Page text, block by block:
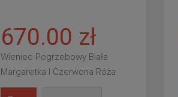
670.00 zł
Wieniec Pogrzebowy Biała
Margaretka I Czerwona Róża